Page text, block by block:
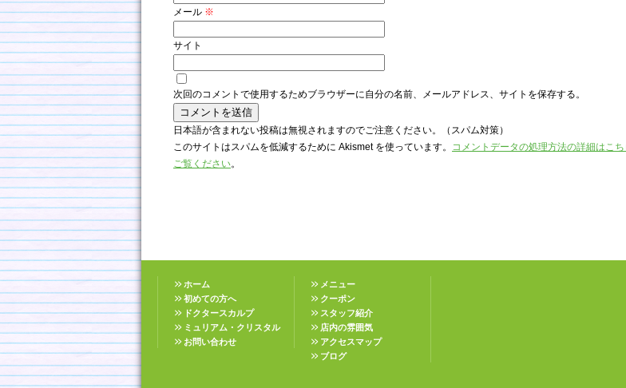
メール ※
サイト
次回のコメントで使用するためブラウザーに自分の名前、メールアドレス、サイトを保存する。
日本語が含まれない投稿は無視されますのでご注意ください。（スパム対策）
このサイトはスパムを低減するために Akismet を使っています。 コメントデータの処理方法の詳細はこち
ご覧ください。
ホーム
初めての方へ
ドクタースカルプ
ミュリアム・クリスタル
お問い合わせ
メニュー
クーポン
スタッフ紹介
店内の雰囲気
アクセスマップ
ブログ